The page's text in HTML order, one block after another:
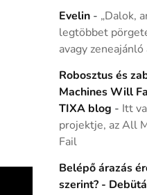
Evelin- „Dalok,
legtöbbet
avagy
Robosztus és
Machines Will
TIXA blog - Itt
projektje, az All
Fail
Belépő árazás
szerint? -